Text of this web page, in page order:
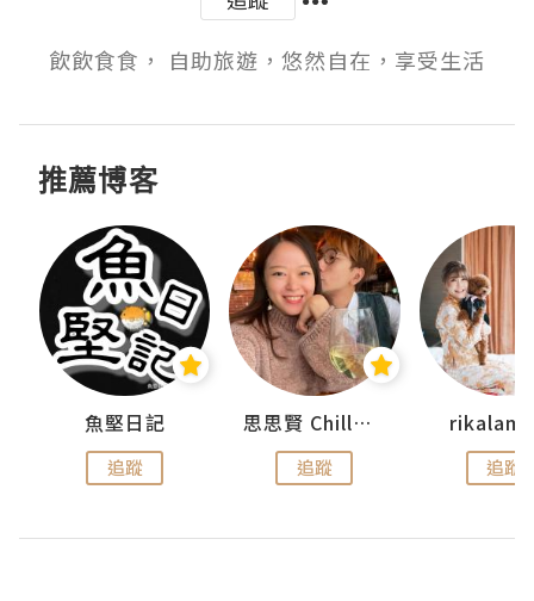
飲飲食食， 自助旅遊，悠然自在，享受生活
推薦博客
魚堅日記
追蹤
思思賢 ChillMyBabe
追蹤 追蹤